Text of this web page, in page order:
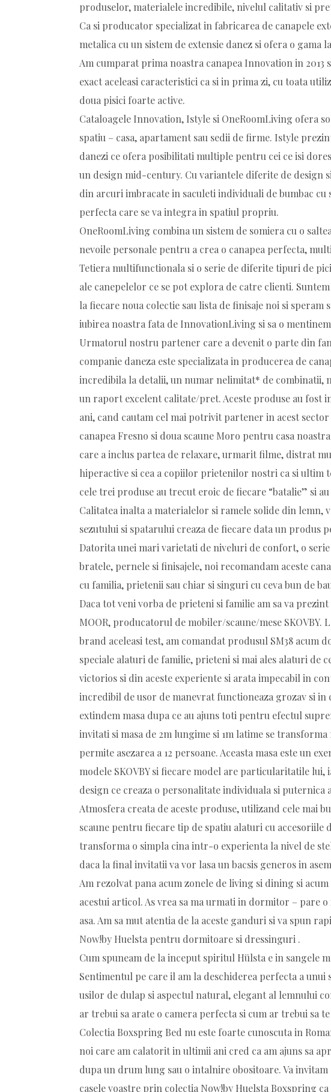
produselor, materialele incredibile, nivelul calitativ si
Ca si producator specializat in fabricarea de canapele
metalica cu un sistem de extensie danez si ofera o gama
Am cumparat prima noastra canapea Innovation in 2013
exact aceleasi caracteristici ca si in prima zi, cu toata
doua pisici foarte active.
Cataloagele Innovation, Istyle si OneRoomLiving ofera
spatiu – casa, apartament sau sedii de firme. Istyle
danezi ce ofera posibilitati multiple pentru cei ce isi
un design mid-century. Cu variantele diferite de design
din arcuri imbracate in saculeti individuali de bumbac cu
perfecta care se va integra in spatiul propriu.
OneRoomLiving combina un sistem de somiera cu o
nevoile personale pentru a crea o canapea perfecta,
Tetiera multifunctionala si o serie de diferite tipuri de
ale canepelelor ce se pot explora de catre clienti.
la fiecare noua colectie sau lista de finisaje noi si
iubirea noastra fata de InnovationLiving si sa o
Urmatorul nostru partener care a devenit o parte din
companie daneza este specializata in producerea de
incredibila la detalii, un numar nelimitat* de combinatii,
un raport excelent calitate/pret. Aceste produse au fost
ani, cand cautam cel mai potrivit partener in acest
canapea Fresno si doua scaune Moro pentru casa
care a inclus partea de relaxare, urmarit filme, distrat
hiperactive si cea a copiilor prietenilor nostri ca si ultim
cele trei produse au trecut eroic de fiecare “batalie” si
Calitatea inalta a materialelor si ramele solide din lemn,
sezutului si spatarului creaza de fiecare data un
Datorita unei mari varietati de niveluri de confort, o
bratele, pernele si finisajele, noi recomandam aceste
cu familia, prietenii sau chiar si singuri cu ceva bun de
Daca tot veni vorba de prieteni si familie am sa va
MOOR, producatorul de mobiler/scaune/mese SKOVBY.
brand aceleasi test, am comandat produsul SM38 acum
speciale alaturi de familie, prieteni si mai ales alaturi de
victorios si din aceste experiente si arata impecabil in
incredibil de usor de manevrat functioneaza grozav si
extindem masa dupa ce au ajuns toti pentru efectul
invitati si masa de 2m lungime si 1m latime se
permite asezarea a 12 persoane. Aceasta masa este un
modele SKOVBY si fiecare model are particularitatile
design ce creaza o personalitate individuala si puternica
Atmosfera creata de aceste produse, utilizand cele mai
scaune pentru fiecare tip de spatiu alaturi cu accesoriile
transforma o simpla cina intr-o experienta la nivel de
daca la final invitatii va vor lasa un bacsis generos in
Am rezolvat pana acum zonele de living si dining si
acestui articol. As vrea sa ma urmati in dormitor – pare
asa. Am sa mut atentia de la aceste ganduri si va spun
Now!by Huelsta pentru dormitoare si dressinguri .
Cum spuneam de la inceput spiritul Hülsta e in sangele
Sentimentul pe care il am la deschiderea perfecta a unui
usilor de dulap si aspectul natural, elegant al lemnului
ar trebui sa arate o camera perfecta si cum ar trebui sa te
Colectia Boxspring Bed nu este foarte cunoscuta in
noi care am calatorit in ultimii ani cred ca am ajuns sa
dupa un drum lung sau o intalnire obositoare. Va
casele voastre prin colectia Now!by Huelsta Boxspring